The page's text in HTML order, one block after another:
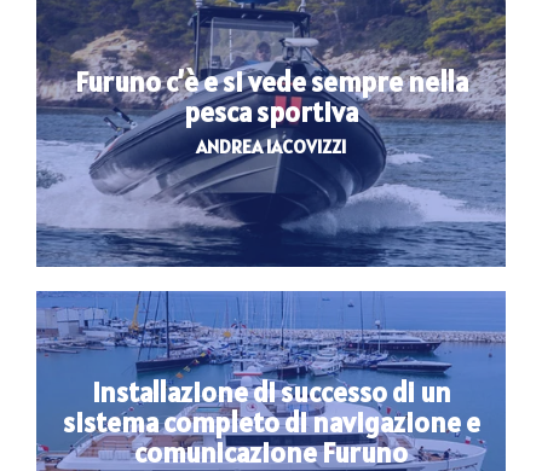
Furuno c’è e si vede sempre nella
pesca sportiva
ANDREA IACOVIZZI
Installazione di successo di un
sistema completo di navigazione e
comunicazione Furuno